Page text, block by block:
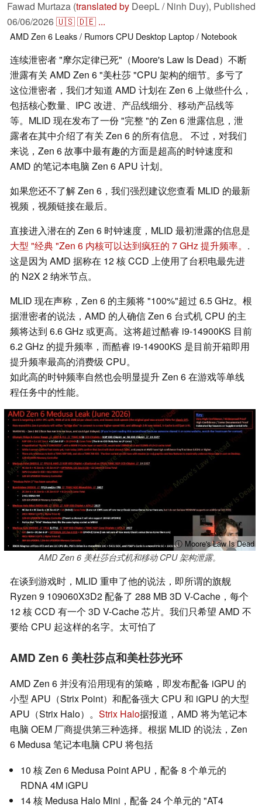
Fawad Murtaza (translated by DeepL / Ninh Duy), Published
06/06/2026🇺🇸🇩🇪 ...
AMDZen 6 Leaks / RumorsCPU Desktop Laptop / Notebook
连续泄密者 "摩尔定律已死"（Moore's Law Is Dead）不断
泄露有关 AMD Zen 6 "美杜莎 "CPU 架构的细节。多亏了
这位泄密者，我们才知道 AMD 计划在 Zen 6 上做些什么，
包括核心数量、IPC 改进、产品线细分、移动产品线等
等。MLID 现在发布了一份 "完整 "的 Zen 6 泄露信息，泄
露者在其中介绍了有关 Zen 6 的所有信息。 不过，对我们
来说，Zen 6 故事中最有趣的方面是超高的时钟速度和
AMD 的笔记本电脑 Zen 6 APU 计划。
如果您还不了解 Zen 6，我们强烈建议您查看 MLID 的最新
视频，视频链接在最后。
直接进入潜在的 Zen 6 时钟速度，MLID 最初泄露的信息是
大型 "经典 "Zen 6 内核可以达到疯狂的 7 GHz 提升频率。 .
这是因为 AMD 据称在 12 核 CCD 上使用了台积电最先进
的 N2X 2 纳米节点。
MLID 现在声称，Zen 6 的主频将 "100%"超过 6.5 GHz。根
据泄密者的说法，AMD 的人确信 Zen 6 台式机 CPU 的主
频将达到 6.6 GHz 或更高。这将超过酷睿 i9-14900KS 目前
6.2 GHz 的提升频率，而酷睿 i9-14900KS 是目前开箱即用
提升频率最高的消费级 CPU。
如此高的时钟频率自然也会明显提升 Zen 6 在游戏等单线
程任务中的性能。
ⓘ Moore's Law Is Dead
AMD Zen 6 美杜莎台式机和移动 CPU 架构泄露。
在谈到游戏时，MLID 重申了他的说法，即所谓的旗舰
Ryzen 9 109060X3D2 配备了 288 MB 3D V-Cache，每个
12 核 CCD 有一个 3D V-Cache 芯片。我们只希望 AMD 不
要给 CPU 起这样的名字。太可怕了
AMD Zen 6 美杜莎点和美杜莎光环
AMD Zen 6 并没有沿用现有的策略，即发布配备 iGPU 的
小型 APU（Strix Point）和配备强大 CPU 和 iGPU 的大型
APU（Strix Halo）。 Strix Halo据报道，AMD 将为笔记本
电脑 OEM 厂商提供第三种选择。根据 MLID 的说法，Zen
6 Medusa 笔记本电脑 CPU 将包括
10 核 Zen 6 Medusa Point APU，配备 8 个单元的
RDNA 4M iGPU
14 核 Medusa Halo Mini，配备 24 个单元的 "AT4